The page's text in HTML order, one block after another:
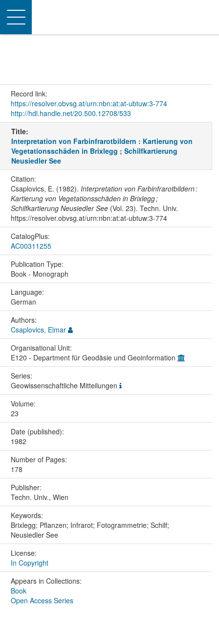
Toggle
navigation
Record link:
https://resolver.obvsg.at/urn:nbn:at:at-ubtuw:3-774
http://hdl.handle.net/20.500.12708/533
Title:
Interpretation von Farbinfrarotbildern : Kartierung von
Vegetationsschäden in Brixlegg ; Schilfkartierung
Neusiedler See
Citation:
Csaplovics, E. (1982). Interpretation von Farbinfrarotbildern :
Kartierung von Vegetationsschäden in Brixlegg ;
Schilfkartierung Neusiedler See(Vol. 23). Techn. Univ.
https://resolver.obvsg.at/urn:nbn:at:at-ubtuw:3-774
CatalogPlus:
AC00311255
Publication Type:
Book - Monograph
Language:
German
Authors:
Csaplovics, Elmar
Organisational Unit:
E120 - Department für Geodäsie und Geoinformation
Series:
Geowissenschaftliche Mitteilungen
Volume:
23
Date (published):
1982
Number of Pages:
178
Publisher:
Techn. Univ., Wien
Keywords:
Brixlegg; Pflanzen; Infrarot; Fotogrammetrie; Schilf;
Neusiedler See
License:
In Copyright
Appears in Collections:
Book
Open Access Series